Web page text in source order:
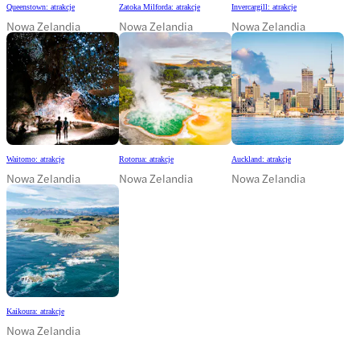
Queenstown: atrakcje
Nowa Zelandia
Zatoka Milforda: atrakcje
Nowa Zelandia
Invercargill: atrakcje
Nowa Zelandia
Waitomo: atrakcje
Nowa Zelandia
Rotorua: atrakcje
Nowa Zelandia
Auckland: atrakcje
Nowa Zelandia
Kaikoura: atrakcje
Nowa Zelandia